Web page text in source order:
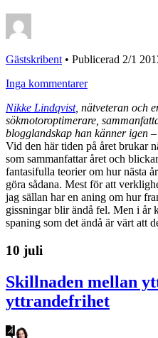
Gästskribent • Publicerad 2/1
Inga kommentarer
Nikke Lindqvist, nätveteran och
sökmotoroptimerare,
blogglandskap han känner igen
Vid den här tiden på året brukar
som sammanfattar året och
fantasifulla teorier om hur nästa
göra sådana. Mest för att
jag sällan har en aning om hur
gissningar blir ändå fel. Men i år
spaning som det ändå är värt att
10 juli
Skillnaden mellan
yttrandefrihet